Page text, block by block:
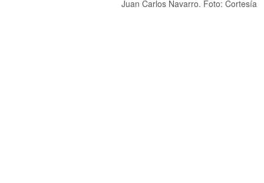
Juan Carlos Navarro. Foto: Cortesía